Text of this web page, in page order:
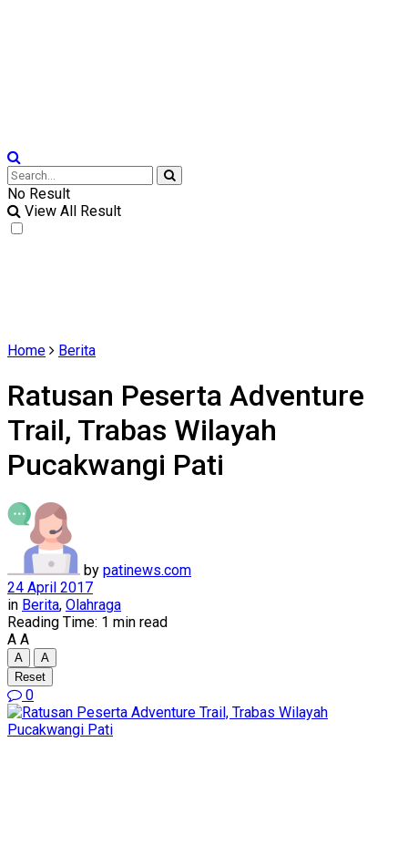
No Result
View All Result
Home Berita
Ratusan Peserta Adventure
Trail, Trabas Wilayah
Pucakwangi Pati
by patinews.com
24 April 2017
in Berita, Olahraga
Reading Time: 1 min read
A A
A
A
Reset
0